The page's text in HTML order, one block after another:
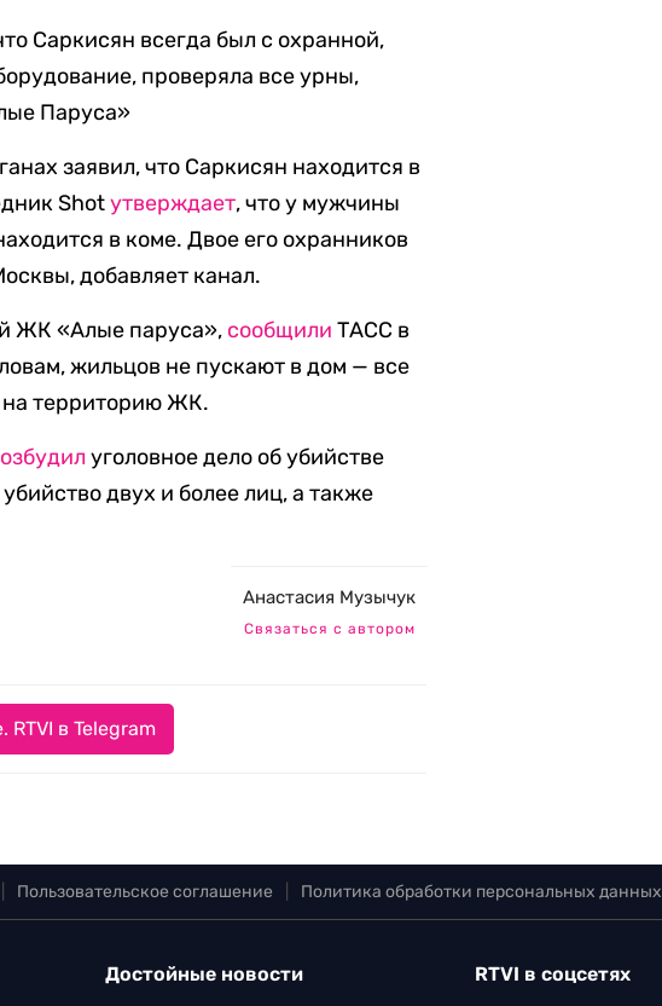
Саркисян всегда был с охранной,
проверяла все урны,
Паруса»
заявил, что Саркисян находится в
Shotутверждает, что у мужчины
в коме. Двое его охранников
добавляет канал.
ЖК «Алые паруса», сообщили ТАСС в
жильцов не пускают в дом — все
на территорию ЖК.
уголовное дело об убийстве
двух и более лиц, а также
Анастасия Музычук
Связаться с автором
в Telegram
Пользовательское соглашение Политика обработки персональных данных
Достойные новости RTVI в соцсетях